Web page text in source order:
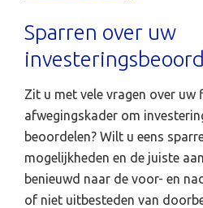
Sparren over uw
Zit u met vele vragen over uw
afwegingskader om
beoordelen? Wilt u eens
mogelijkheden en de juiste
benieuwd naar de voor- en
of niet uitbesteden van